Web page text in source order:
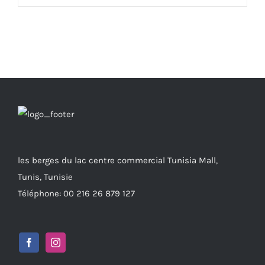
les berges du lac centre commercial Tunisia Mall,
Tunis, Tunisie
Téléphone: 00 216 26 879 127